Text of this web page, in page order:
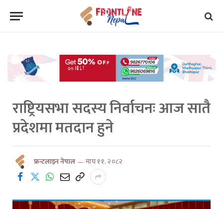
राष्ट्रियसभा सदस्य निर्वाचनः आज सातै
प्रदेशमा मतदान हुने
फ्रन्टलाइन नेपाल माघ ११, २०८२